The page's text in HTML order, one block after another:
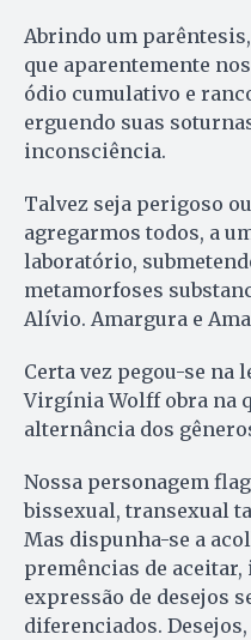
Abrindo um
que aparentemente
ódio cumulativo e
erguendo suas
inconsciência.
Talvez seja perigoso
agregarmos todos, a
laboratório,
metamorfoses
Alívio. Amargura e
Certa vez pegou-se na
Virgínia Wolff obra na
alternância dos
Nossa personagem
bissexual, transexual
Mas dispunha-se a
premências de
expressão de desejos
diferenciados.